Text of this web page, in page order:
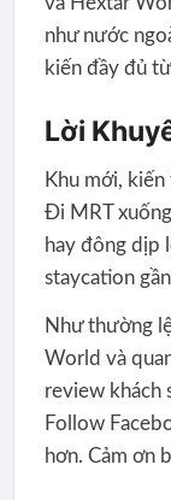
như nước
kiến đầy đủ
Lời
Khu mới,
Đi MRT
hay đông dịp
staycation
Như thường
World và
review khách
Follow
hơn. Cảm ơn